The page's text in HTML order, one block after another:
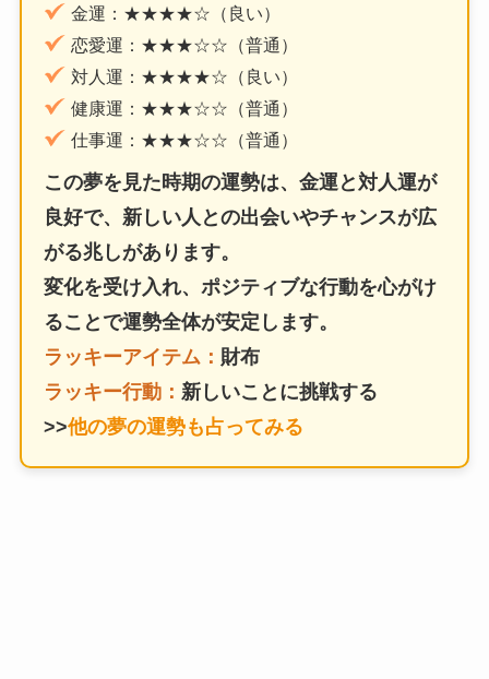
金運：★★★★☆（良い）
恋愛運：★★★☆☆（普通）
対人運：★★★★☆（良い）
健康運：★★★☆☆（普通）
仕事運：★★★☆☆（普通）
この夢を見た時期の運勢は、金運と対人運が
良好で、新しい人との出会いやチャンスが広
がる兆しがあります。
変化を受け入れ、ポジティブな行動を心がけ
ることで運勢全体が安定します。
ラッキーアイテム： 財布
ラッキー行動： 新しいことに挑戦する
>>他の夢の運勢も占ってみる